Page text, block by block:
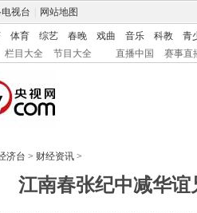
视台 网站地图
体育 综艺 春晚 戏曲 音乐 科教 青
栏目大全 节目大全 直播中国 赛事直
济台 > 财经资讯 >
江南春张纪中减华谊